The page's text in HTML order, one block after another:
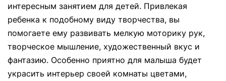
интересным занятием для детей. Привлекая
ребенка к подобному виду творчества, вы
помогаете ему развивать мелкую моторику рук,
творческое мышление, художественный вкус и
фантазию. Особенно приятно для малыша будет
украсить интерьер своей комнаты цветами,